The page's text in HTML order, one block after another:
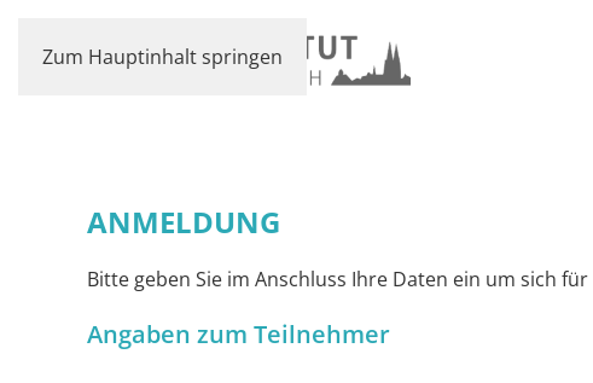
Zum Hauptinhalt springen
ANMELDUNG
Bitte geben Sie im Anschluss Ihre Daten ein um sich für
Angaben zum Teilnehmer